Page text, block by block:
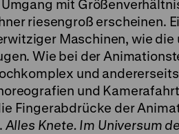
mit
riesengroß erscheinen.
Maschinen, wie die
Wie bei der
und andererseits
und
Fingerabdrücke der
Alles Knete. Im Universum